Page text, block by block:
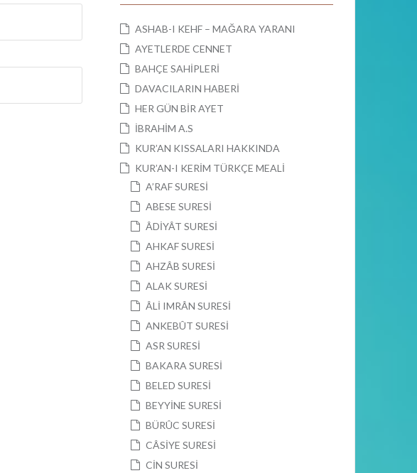
ASHAB-I KEHF – MAĞARA YARANI
AYETLERDE CENNET
BAHÇE SAHİPLERİ
DAVACILARIN HABERİ
HER GÜN BİR AYET
İBRAHİM A.S
KUR’AN KISSALARI HAKKINDA
KUR’AN-I KERİM TÜRKÇE MEALİ
A’RAF SURESİ
ABESE SURESİ
ÂDİYÂT SURESİ
AHKAF SURESİ
AHZÂB SURESİ
ALAK SURESİ
ÂLİ IMRÂN SURESİ
ANKEBÛT SURESİ
ASR SURESİ
BAKARA SURESİ
BELED SURESİ
BEYYİNE SURESİ
BÜRÛC SURESİ
CÂSİYE SURESİ
CİN SURESİ